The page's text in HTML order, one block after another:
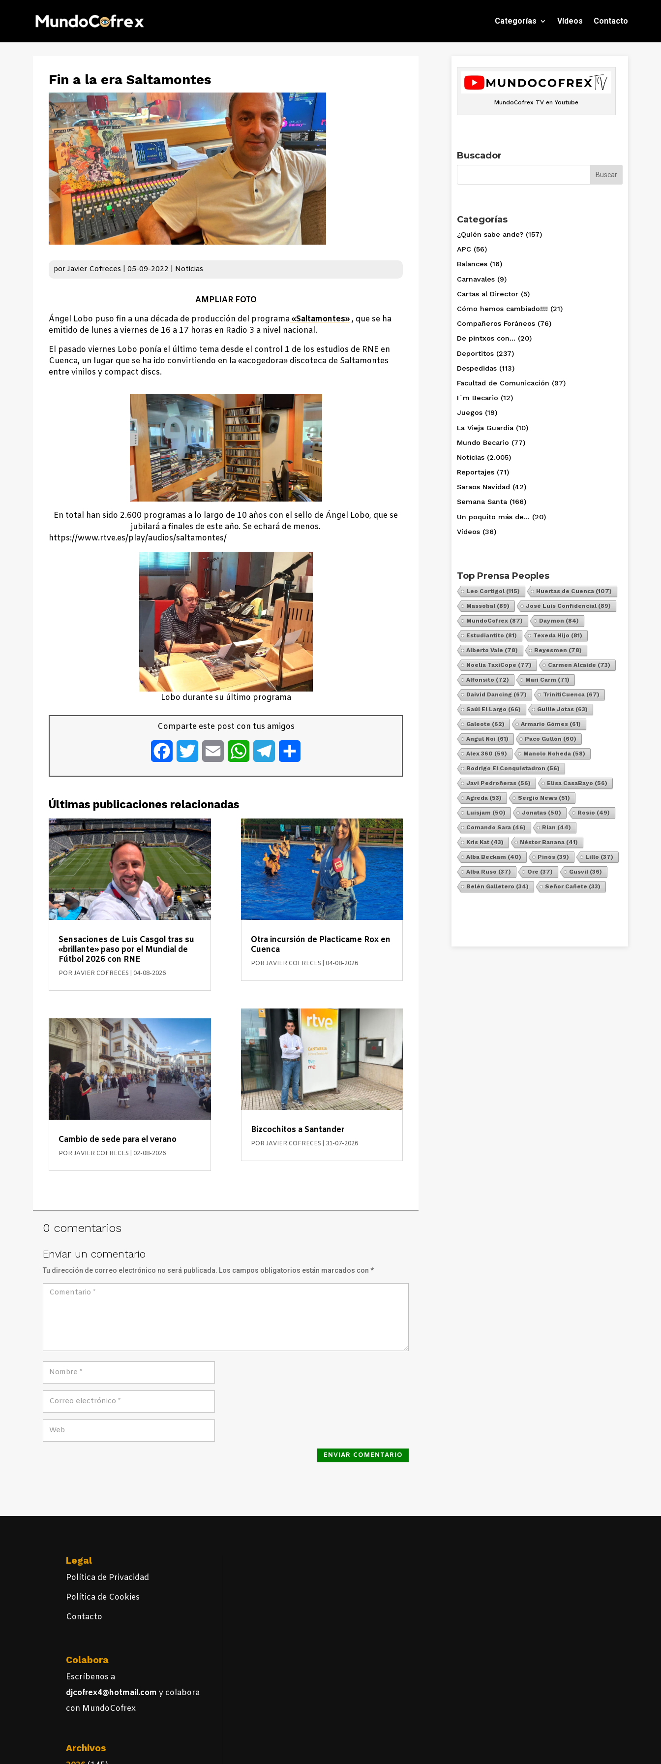
Categorías Vídeos Contacto
Fin a la era Saltamontes
porJavier Cofreces |05-09-2022 Noticias
AMPLIAR FOTO
Ángel Lobo puso fin a una década de producción del programa«Saltamontes», que se ha
emitido de lunes a viernes de 16 a 17 horas en Radio 3 a nivel nacional.
El pasado viernes Lobo ponía el último tema desde el control 1 de los estudios de RNE en
Cuenca, un lugar que se ha ido convirtiendo en la «acogedora» discoteca de Saltamontes
entre vinilos y compact discs.
En total han sido 2.600 programas a lo largo de 10 años con el sello de Ángel Lobo, que se
jubilará a finales de este año. Se echará de menos.
https://www.rtve.es/play/audios/saltamontes/
Lobo durante su último programa
Comparte este post con tus amigos
FacebookTwitter Email WhatsAppTelegram
Últimas publicaciones relacionadas
Sensaciones de Luis Casgol tras su
«brillante» paso por el Mundial de
Fútbol 2026 con RNE
PORJAVIER COFRECES 04-08-2026
Cambio de sede para el verano
PORJAVIER COFRECES 02-08-2026
Otra incursión de Placticame Rox en
Cuenca
POR JAVIER COFRECES 04-08-2026
Bizcochitos a Santander
POR JAVIER COFRECES 31-07-2026
0 comentarios
Enviar un comentario
Tu dirección de correo electrónico no será publicada. Los campos obligatorios están marcados con*
ENVIAR COMENTARIO
MundoCofrex TV en Youtube
Buscador
Categorías
¿Quién sabe ande? (157)
APC (56)
Balances (16)
Carnavales (9)
Cartas al Director (5)
Cómo hemos cambiado!!!! (21)
Compañeros Foráneos (76)
De pintxos con… (20)
Deportitos (237)
Despedidas (113)
Facultad de Comunicación (97)
I´m Becario (12)
Juegos (19)
La Vieja Guardia (10)
Mundo Becario (77)
Noticias (2.005)
Reportajes (71)
Saraos Navidad (42)
Semana Santa (166)
Un poquito más de… (20)
Vídeos (36)
Top Prensa Peoples
Leo Cortigol (115) Huertas de Cuenca (107)
Massobal (89) José Luis Confidencial (89)
MundoCofrex (87) Daymon (84)
Estudiantito (81) Texeda Hijo (81)
Alberto Vale (78) Reyesmen (78)
Noelia TaxiCope (77) Carmen Alcaide (73)
Alfonsito (72) Mari Carm (71)
Daivid Dancing (67) TrinitiCuenca (67)
Saúl El Largo (66) Guille Jotas (63)
Galeote (62) Armario Gómes (61)
Angul Noi (61) Paco Gullón (60)
Alex 360 (59) Manolo Noheda (58)
Rodrigo El Conquistadron (56)
Javi Pedroñeras (56) Elisa CasaBayo (56)
Agreda (53) Sergio News (51)
Luisjam (50) Jonatas (50) Rosio (49)
Comando Sara (46) Rian (44)
Kris Kat (43) Néstor Banana (41)
Alba Beckam (40) Pinós (39) Lillo (37)
Alba Ruso (37) Ore (37) Gusvil (36)
Belén Galletero (34) Señor Cañete (33)
Legal
Política de Privacidad
Política de Cookies
Contacto
Colabora
Escríbenos a
djcofrex4@hotmail.comy colabora
con MundoCofrex
Archivos